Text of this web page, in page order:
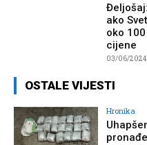
ako
oko
cijene
03/06/2024
OSTALE VIJESTI
Hronika